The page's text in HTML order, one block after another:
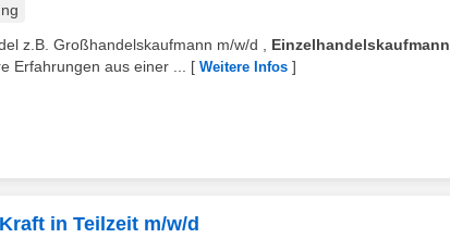
z.B. Großhandelskaufmann m/w/d , Einzelhandelskaufmann
Erfahrungen aus einer ...
[ Weitere Infos ]
in Teilzeit m/w/d